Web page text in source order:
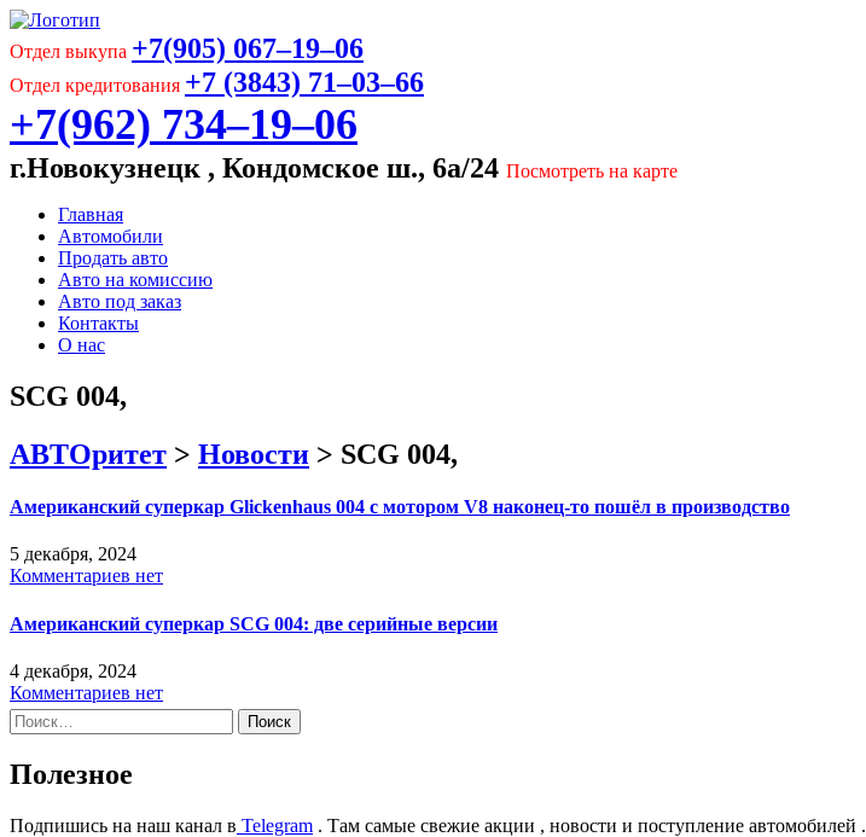
Отдел выкупа +7(905) 067‒19‒06
Отдел кредитования +7 (3843) 71‒03‒66
+7(962) 734‒19‒06
г.Новокузнецк , Кондомское ш., 6а/24 Посмотреть на карте
Главная
Автомобили
Продать авто
Авто на комиссию
Авто под заказ
Контакты
О нас
SCG 004,
АВТОритет > Новости > SCG 004,
Американский суперкар Glickenhaus 004 с мотором V8 наконец-то пошёл в производство
5 декабря, 2024
Комментариев нет
Американский суперкар SCG 004: две серийные версии
4 декабря, 2024
Комментариев нет
Найти:
Полезное
Подпишись на наш канал в Telegram . Там самые свежие акции , новости и поступление автомобилей .